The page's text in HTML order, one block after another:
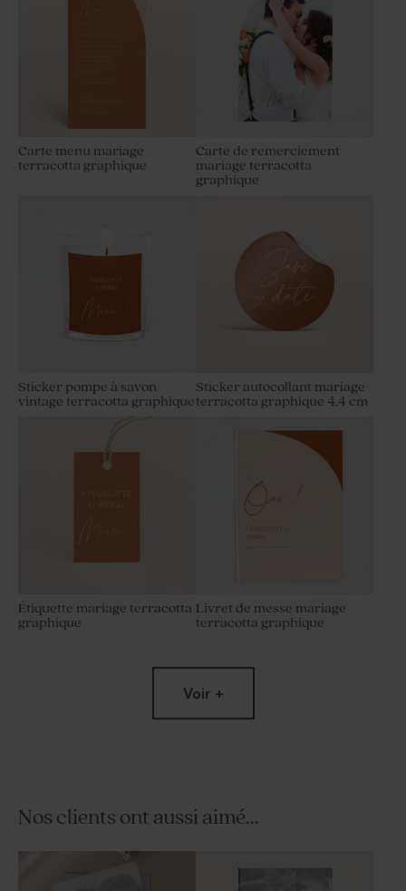
Carte menu mariage
terracotta graphique
Carte de remerciement
mariage terracotta
graphique
Sticker pompe à savon
vintage terracotta graphique
Sticker autocollant mariage
terracotta graphique 4,4 cm
Étiquette mariage terracotta
graphique
Livret de messe mariage
terracotta graphique
Marque-place mariage
terracotta graphique
Voir +
Nos clients ont aussi aimé...